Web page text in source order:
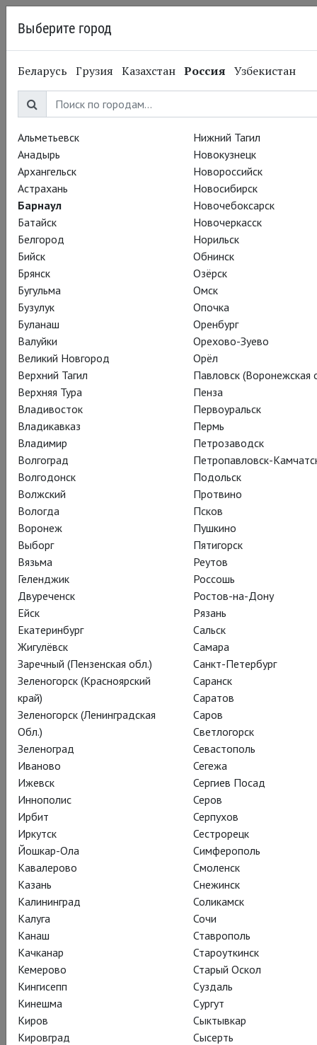
24.11.2016 Театр «Комеди Франсез»
Комеди Франсез
поделился отрывком из
спектакля Эрика Рюфа
"Ромео и Джульетта"
"Ключевое слово постановки – лёгкость. Она – во всём:
будто танцуя; величественных, но отнюдь не громоздких
декорациях; костюмах Кристиана Лакруа – о, этот
уникальный неброский шик! Лёгкость и в той залихватской
уверенности, с которой команда древнего и вечно
молодого театра берется за заезженный сюжет:
расскажем, как в первый раз! Так и получается", - написал о
спектакле Вадим Рутковский.
А мы согласимся: так и есть! Посмотрите этот крохотный
отрывок и убедитесь: они живые!
Билеты в продаже:
http://www.theatrehd.ru/ru/titles/5499/schedule/1
"Ключевое слово постановки – лёгкость. Она – во всём:
парящих актерских отношениях – здесь ведут свои партии,
будто танцуя; величественных, но отнюдь не громоздких
декорациях; костюмах Кристиана Лакруа – о, этот
уникальный неброский шик! Лёгкость и в той залихватской
уверенности, с которой команда древнего и вечно
молодого театра берется за заезженный сюжет:
расскажем, как в первый раз! Так и получается", - написал о
спектакле Вадим Рутковский.
А мы согласимся: так и есть! Посмотрите этот крохотный
отрывок и убедитесь: они живые!
Билеты в продаже:
http://www.theatrehd.ru/ru/titles/5499/schedule/1
Выберите город
Беларусь Грузия Казахстан Россия Узбекистан
Альметьевск
Анадырь
Архангельск
Астрахань
Барнаул
Батайск
Белгород
Бийск
Брянск
Бугульма
Бузулук
Буланаш
Валуйки
Великий Новгород
Верхний Тагил
Верхняя Тура
Владивосток
Владикавказ
Владимир
Волгоград
Волгодонск
Волжский
Вологда
Воронеж
Выборг
Вязьма
Геленджик
Двуреченск
Ейск
Екатеринбург
Жигулёвск
Заречный (Пензенская обл.)
Зеленогорск (Красноярский
край)
Зеленогорск (Ленинградская
Обл.)
Зеленоград
Иваново
Ижевск
Иннополис
Ирбит
Иркутск
Йошкар-Ола
Кавалерово
Казань
Калининград
Калуга
Канаш
Качканар
Кемерово
Кингисепп
Кинешма
Киров
Кировград
Нижний Тагил
Новокузнецк
Новороссийск
Новосибирск
Новочебоксарск
Новочеркасск
Норильск
Обнинск
Озёрск
Омск
Опочка
Оренбург
Орехово-Зуево
Орёл
Павловск (Воронежская
Пенза
Первоуральск
Пермь
Петрозаводск
Петропавловск-
Подольск
Протвино
Псков
Пушкино
Пятигорск
Реутов
Россошь
Ростов-на-Дону
Рязань
Сальск
Самара
Санкт-Петербург
Саранск
Саратов
Саров
Светлогорск
Севастополь
Сегежа
Сергиев Посад
Серов
Серпухов
Сестрорецк
Симферополь
Смоленск
Снежинск
Соликамск
Сочи
Ставрополь
Староуткинск
Старый Оскол
Суздаль
Сургут
Сыктывкар
Сысерть